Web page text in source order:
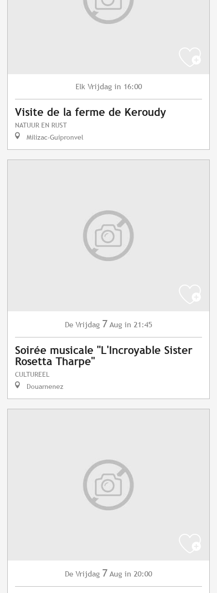
Elk Vrijdag in 16:00
Visite de la ferme de Keroudy
NATUUR EN RUST
Milizac-Guipronvel
De Vrijdag 7 Aug in 21:45
Soirée musicale "L'Incroyable Sister
Rosetta Tharpe"
CULTUREEL
Douarnenez
De Vrijdag 7 Aug in 20:00